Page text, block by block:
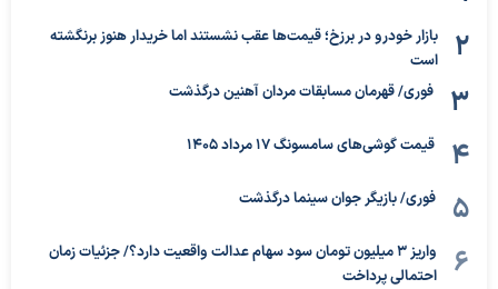
بازار خودرو در برزخ؛ قیمت‌ها عقب نشستند اما خریدار هنوز برنگشته
است
فوری/ قهرمان مسابقات مردان آهنین درگذشت
قیمت گوشی‌های سامسونگ 17 مرداد 1405
فوری/ بازیگر جوان سینما درگذشت
واریز ۳ میلیون تومان سود سهام عدالت واقعیت دارد؟/ جزئیات زمان
احتمالی پرداخت